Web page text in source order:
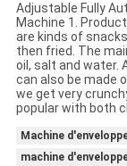
PRIVACY
POLICY
Adjustable Fully
Machine 1.
are kinds of
then fried. The
oil, salt and water.
can also be made
we get very
popular with both
Machine
machine